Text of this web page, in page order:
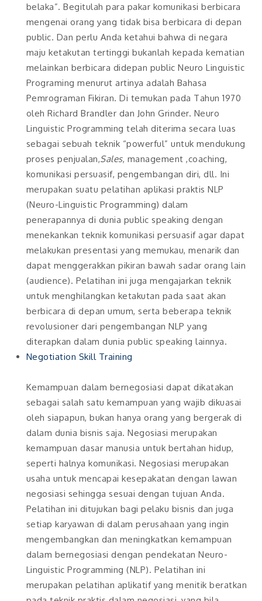
belaka”. Begitulah para pakar komunikasi berbicara
mengenai orang yang tidak bisa berbicara di depan
public. Dan perlu Anda ketahui bahwa di negara
maju ketakutan tertinggi bukanlah kepada kematian
melainkan berbicara didepan public Neuro Linguistic
Programing menurut artinya adalah Bahasa
Pemrograman Fikiran. Di temukan pada Tahun 1970
oleh Richard Brandler dan John Grinder. Neuro
Linguistic Programming telah diterima secara luas
sebagai sebuah teknik “powerful” untuk mendukung
proses penjualan,Sales, management ,coaching,
komunikasi persuasif, pengembangan diri, dll. Ini
merupakan suatu pelatihan aplikasi praktis NLP
(Neuro-Linguistic Programming) dalam
penerapannya di dunia public speaking dengan
menekankan teknik komunikasi persuasif agar dapat
melakukan presentasi yang memukau, menarik dan
dapat menggerakkan pikiran bawah sadar orang lain
(audience). Pelatihan ini juga mengajarkan teknik
untuk menghilangkan ketakutan pada saat akan
berbicara di depan umum, serta beberapa teknik
revolusioner dari pengembangan NLP yang
diterapkan dalam dunia public speaking lainnya.
Negotiation Skill Training
Kemampuan dalam bernegosiasi dapat dikatakan
sebagai salah satu kemampuan yang wajib dikuasai
oleh siapapun, bukan hanya orang yang bergerak di
dalam dunia bisnis saja. Negosiasi merupakan
kemampuan dasar manusia untuk bertahan hidup,
seperti halnya komunikasi. Negosiasi merupakan
usaha untuk mencapai kesepakatan dengan lawan
negosiasi sehingga sesuai dengan tujuan Anda.
Pelatihan ini ditujukan bagi pelaku bisnis dan juga
setiap karyawan di dalam perusahaan yang ingin
mengembangkan dan meningkatkan kemampuan
dalam bernegosiasi dengan pendekatan Neuro-
Linguistic Programming (NLP). Pelatihan ini
merupakan pelatihan aplikatif yang menitik beratkan